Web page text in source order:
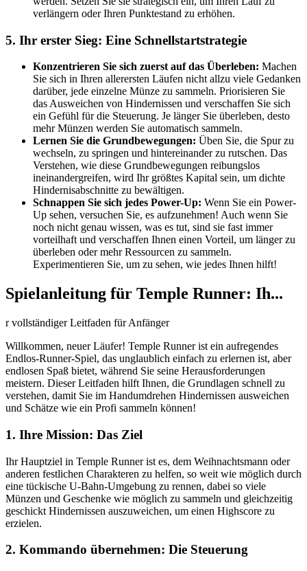
verlängern oder Ihren Punktestand zu erhöhen.
5. Ihr erster Sieg: Eine Schnellstartstrategie
Konzentrieren Sie sich zuerst auf das Überleben: Machen
Sie sich in Ihren allerersten Läufen nicht allzu viele Gedanken
darüber, jede einzelne Münze zu sammeln. Priorisieren Sie
das Ausweichen von Hindernissen und verschaffen Sie sich
ein Gefühl für die Steuerung. Je länger Sie überleben, desto
mehr Münzen werden Sie automatisch sammeln.
Lernen Sie die Grundbewegungen: Üben Sie, die Spur zu
wechseln, zu springen und hintereinander zu rutschen. Das
Verstehen, wie diese Grundbewegungen reibungslos
ineinandergreifen, wird Ihr größtes Kapital sein, um dichte
Hindernisabschnitte zu bewältigen.
Schnappen Sie sich jedes Power-Up: Wenn Sie ein Power-
Up sehen, versuchen Sie, es aufzunehmen! Auch wenn Sie
noch nicht genau wissen, was es tut, sind sie fast immer
vorteilhaft und verschaffen Ihnen einen Vorteil, um länger zu
überleben oder mehr Ressourcen zu sammeln.
Experimentieren Sie, um zu sehen, wie jedes Ihnen hilft!
Spielanleitung für Temple Runner: Ih...
r vollständiger Leitfaden für Anfänger
Willkommen, neuer Läufer! Temple Runner ist ein aufregendes
Endlos-Runner-Spiel, das unglaublich einfach zu erlernen ist, aber
endlosen Spaß bietet, während Sie seine Herausforderungen
meistern. Dieser Leitfaden hilft Ihnen, die Grundlagen schnell zu
verstehen, damit Sie im Handumdrehen Hindernissen ausweichen
und Schätze wie ein Profi sammeln können!
1. Ihre Mission: Das Ziel
Ihr Hauptziel in Temple Runner ist es, dem Weihnachtsmann oder
anderen festlichen Charakteren zu helfen, so weit wie möglich durch
eine tückische U-Bahn-Umgebung zu rennen, dabei so viele
Münzen und Geschenke wie möglich zu sammeln und gleichzeitig
geschickt Hindernissen auszuweichen, um einen Highscore zu
erzielen.
2. Kommando übernehmen: Die Steuerung